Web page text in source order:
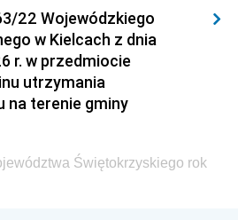
22 Wojewódzkiego
w Kielcach z dnia
r. w przedmiocie
utrzymania
na terenie gminy
Świętokrzyskiego rok